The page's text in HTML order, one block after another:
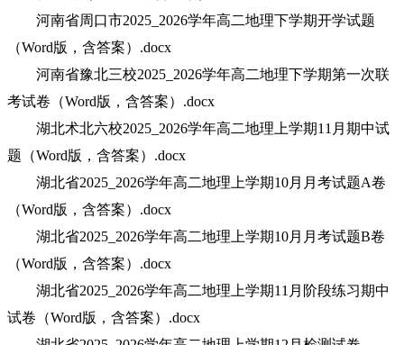
河南省周口市2025_2026学年高二地理下学期开学试题
（Word版，含答案）.docx
河南省豫北三校2025_2026学年高二地理下学期第一次联
考试卷（Word版，含答案）.docx
湖北术北六校2025_2026学年高二地理上学期11月期中试
题（Word版，含答案）.docx
湖北省2025_2026学年高二地理上学期10月月考试题A卷
（Word版，含答案）.docx
湖北省2025_2026学年高二地理上学期10月月考试题B卷
（Word版，含答案）.docx
湖北省2025_2026学年高二地理上学期11月阶段练习期中
试卷（Word版，含答案）.docx